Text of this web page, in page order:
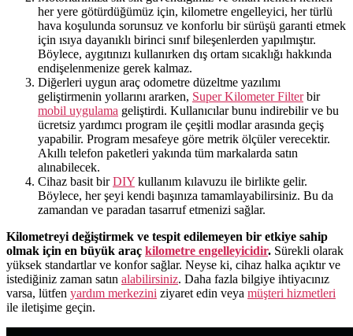
her yere götürdüğümüz için, kilometre engelleyici, her türlü
hava koşulunda sorunsuz ve konforlu bir sürüşü garanti etmek
için ısıya dayanıklı birinci sınıf bileşenlerden yapılmıştır.
Böylece, aygıtınızı kullanırken dış ortam sıcaklığı hakkında
endişelenmenize gerek kalmaz.
Diğerleri uygun araç odometre düzeltme yazılımı
geliştirmenin yollarını ararken, Super Kilometer Filterbir
mobil uygulama geliştirdi. Kullanıcılar bunu indirebilir ve bu
ücretsiz yardımcı program ile çeşitli modlar arasında geçiş
yapabilir. Program mesafeye göre metrik ölçüler verecektir.
Akıllı telefon paketleri yakında tüm markalarda satın
alınabilecek.
Cihaz basit birDIY kullanım kılavuzu ile birlikte gelir.
Böylece, her şeyi kendi başınıza tamamlayabilirsiniz. Bu da
zamandan ve paradan tasarruf etmenizi sağlar.
Kilometreyi değiştirmek ve tespit edilemeyen bir etkiye sahip
olmak için en büyük araç kilometre engelleyicidir. Sürekli olarak
yüksek standartlar ve konfor sağlar. Neyse ki, cihaz halka açıktır ve
istediğiniz zaman satın alabilirsiniz. Daha fazla bilgiye ihtiyacınız
varsa, lütfen yardım merkezini ziyaret edin veya müşteri hizmetleri
ile iletişime geçin.